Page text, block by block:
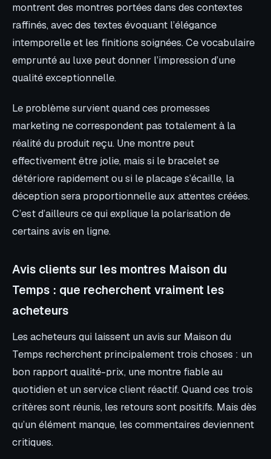
montrent des montres portées dans des contextes
raffinés, avec des textes évoquant l’élégance
intemporelle et les finitions soignées. Ce vocabulaire
emprunté au luxe peut donner l’impression d’une
qualité exceptionnelle.
Le problème survient quand ces promesses
marketing ne correspondent pas totalement à la
réalité du produit reçu. Une montre peut
effectivement être jolie, mais si le bracelet se
détériore rapidement ou si le placage s’écaille, la
déception sera proportionnelle aux attentes créées.
C’est d’ailleurs ce qui explique la polarisation de
certains avis en ligne.
Avis clients sur les montres Maison du
Temps : que recherchent vraiment les
acheteurs
Les acheteurs qui laissent un avis sur Maison du
Temps recherchent principalement trois choses : un
bon rapport qualité-prix, une montre fiable au
quotidien et un service client réactif. Quand ces trois
critères sont réunis, les retours sont positifs. Mais dès
qu’un élément manque, les commentaires deviennent
critiques.